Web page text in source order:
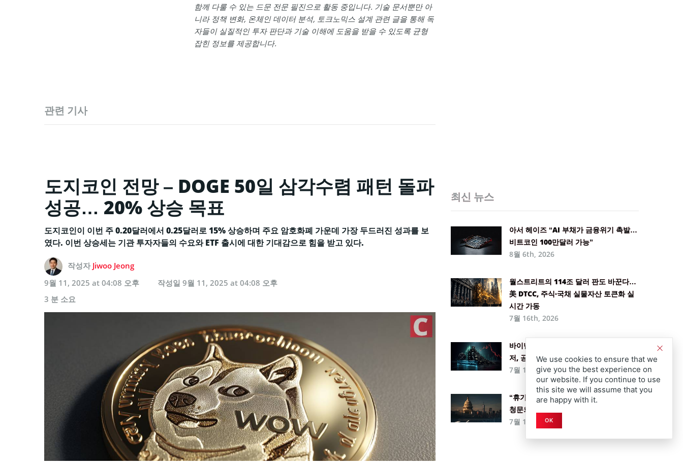
함께 다룰 수 있는 드문 전문 필진으로 활동 중입니다. 기술 문서뿐만 아
니라 정책 변화, 온체인 데이터 분석, 토크노믹스 설계 관련 글을 통해 독
자들이 실질적인 투자 판단과 기술 이해에 도움을 받을 수 있도록 균형
잡힌 정보를 제공합니다.
관련 기사
도지코인 전망 – DOGE 50일 삼각수렴 패턴 돌파
성공… 20% 상승 목표
도지코인이 이번 주 0.20달러에서 0.25달러로 15% 상승하며 주요 암호화폐 가운데 가장 두드러진 성과를 보
였다. 이번 상승세는 기관 투자자들의 수요와 ETF 출시에 대한 기대감으로 힘을 받고 있다.
작성자 Jiwoo Jeong
9월 11, 2025 at 04:08 오후
작성일 9월 11, 2025 at 04:08 오후
3 분 소요
최신 뉴스
아서 헤이즈 “AI 부채가 금융위기 촉발…
비트코인 100만달러 가능”
8월 6th, 2026
월스트리트의 114조 달러 판도 바꾼다…
美 DTCC, 주식·국채 실물자산 토큰화 실
시간 가동
7월 16th, 2026
바이낸스 리플(XRP) 잔고 6개월 만에 최
저, 공급 압박에 1.15달러 돌파각 잡나
7월 15th, 2026
“휴가 전에 도장 찍어라”… 하원, 뉴욕서
청문회 열고 상원에 ‘클래리티 법안’ 압박
7월 14th, 2026
We use cookies to ensure that we
give you the best experience on
our website. If you continue to use
this site we will assume that you
are happy with it.
OK